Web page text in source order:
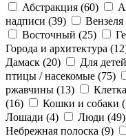
Абстракция (60)
надписи (39) Вензеля
Восточный (25)
Города и архитектура (12
Дамаск (20) Для
птицы / насекомые (75)
ржавчины (13)
(16) Кошки и собаки (
Лошади (4) Люди (49)
Небрежная полоска (9)